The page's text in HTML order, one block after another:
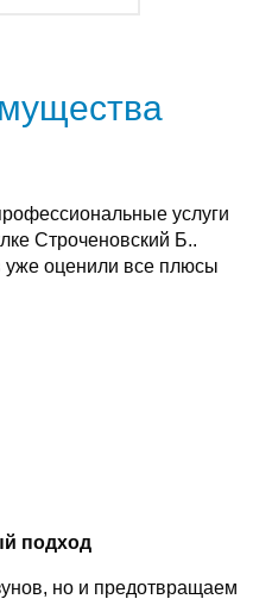
услуги
Строченовский Б..
уже оценили все плюсы
подход
но и предотвращаем